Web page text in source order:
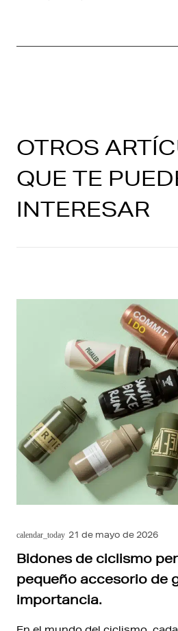
OTROS
QUE TE
INTERESAR
calendar_today 21 de mayo de 2026
Bidones de ciclismo
pequeño accesorio de
importancia.